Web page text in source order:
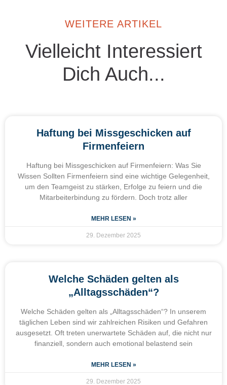
WEITERE ARTIKEL
Vielleicht Interessiert
Dich Auch...
Haftung bei Missgeschicken auf
Firmenfeiern
Haftung bei Missgeschicken auf Firmenfeiern: Was Sie
Wissen Sollten Firmenfeiern sind eine wichtige Gelegenheit,
um den Teamgeist zu stärken, Erfolge zu feiern und die
Mitarbeiterbindung zu fördern. Doch trotz aller
MEHR LESEN »
29. Dezember 2025
Welche Schäden gelten als
„Alltagsschäden“?
Welche Schäden gelten als „Alltagsschäden“? In unserem
täglichen Leben sind wir zahlreichen Risiken und Gefahren
ausgesetzt. Oft treten unerwartete Schäden auf, die nicht nur
finanziell, sondern auch emotional belastend sein
MEHR LESEN »
29. Dezember 2025